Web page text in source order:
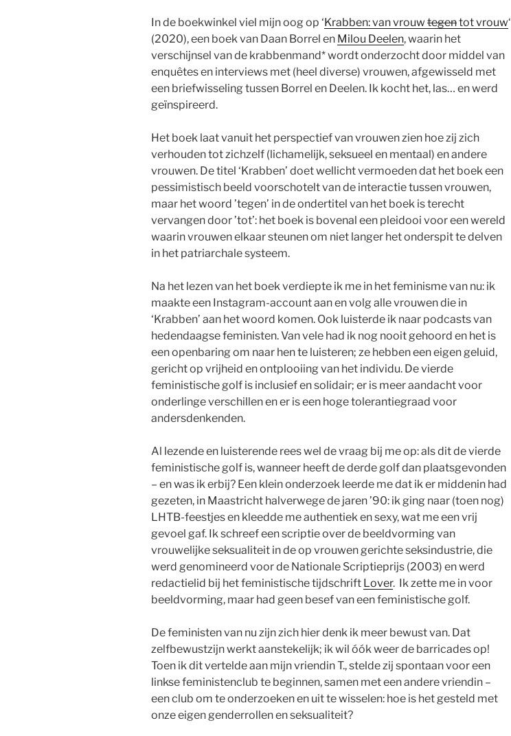
In de boekwinkel viel mijn oog op ‘Krabben: van vrouw tegentot vrouw‘
(2020), een boek van Daan Borrel en Milou Deelen, waarin het
verschijnsel van de krabbenmand* wordt onderzocht door middel van
enquêtes en interviews met (heel diverse) vrouwen, afgewisseld met
een briefwisseling tussen Borrel en Deelen. Ik kocht het, las… en werd
geïnspireerd.
Het boek laat vanuit het perspectief van vrouwen zien hoe zij zich
verhouden tot zichzelf (lichamelijk, seksueel en mentaal) en andere
vrouwen. De titel ‘Krabben’ doet wellicht vermoeden dat het boek een
pessimistisch beeld voorschotelt van de interactie tussen vrouwen,
maar het woord ’tegen’ in de ondertitel van het boek is terecht
vervangen door ’tot’: het boek is bovenal een pleidooi voor een wereld
waarin vrouwen elkaar steunen om niet langer het onderspit te delven
in het patriarchale systeem.
Na het lezen van het boek verdiepte ik me in het feminisme van nu: ik
maakte een Instagram-account aan en volg alle vrouwen die in
‘Krabben’ aan het woord komen. Ook luisterde ik naar podcasts van
hedendaagse feministen. Van vele had ik nog nooit gehoord en het is
een openbaring om naar hen te luisteren; ze hebben een eigen geluid,
gericht op vrijheid en ontplooiing van het individu. De vierde
feministische golf is inclusief en solidair; er is meer aandacht voor
onderlinge verschillen en er is een hoge tolerantiegraad voor
andersdenkenden.
Al lezende en luisterende rees wel de vraag bij me op: als dit de vierde
feministische golf is, wanneer heeft de derde golf dan plaatsgevonden
– en was ik erbij? Een klein onderzoek leerde me dat ik er middenin had
gezeten, in Maastricht halverwege de jaren ’90: ik ging naar (toen nog)
LHTB-feestjes en kleedde me authentiek en sexy, wat me een vrij
gevoel gaf. Ik schreef een scriptie over de beeldvorming van
vrouwelijke seksualiteit in de op vrouwen gerichte seksindustrie, die
werd genomineerd voor de Nationale Scriptieprijs (2003) en werd
redactielid bij het feministische tijdschrift Lover. Ik zette me in voor
beeldvorming, maar had geen besef van een feministische golf.
De feministen van nu zijn zich hier denk ik meer bewust van. Dat
zelfbewustzijn werkt aanstekelijk; ik wil óók weer de barricades op!
Toen ik dit vertelde aan mijn vriendin T., stelde zij spontaan voor een
linkse feministenclub te beginnen, samen met een andere vriendin –
een club om te onderzoeken en uit te wisselen: hoe is het gesteld met
onze eigen genderrollen en seksualiteit?